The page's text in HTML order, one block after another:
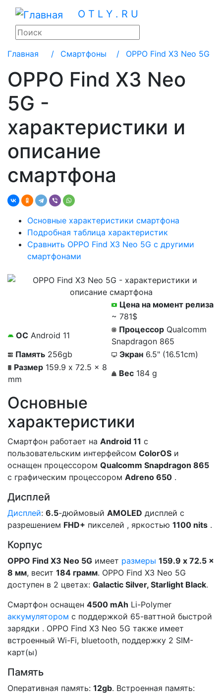
O T L Y . R U
Главная / Смартфоны / OPPO Find X3 Neo 5G
OPPO Find X3 Neo
5G -
характеристики и
описание
смартфона
Основные характеристики смартфона
Подробная таблица характеристик
Сравнить OPPO Find X3 Neo 5G с другими
смартфонами
Цена на момент релиза
~ 781$
ОСAndroid 11
ПроцессорQualcomm
Snapdragon 865
Память256gb Экран6.5" (16.51cm)
Размер 159.9 x 72.5 x 8
mm
Вес184 g
Основные
характеристики
Смартфон работает на Android 11 c
пользовательским интерфейсом ColorOS и
оснащен процессором Qualcomm Snapdragon 865
с графическим процессором Adreno 650 .
Дисплей
Дисплей: 6.5-дюймовый AMOLED дисплей с
разрешением FHD+ пикселей , яркостью 1100 nits .
Корпус
OPPO Find X3 Neo 5G имеет размеры 159.9 x 72.5 x
8 мм, весит 184 грамм. OPPO Find X3 Neo 5G
доступен в 2 цветах: Galactic Silver, Starlight Black.
Смартфон оснащен 4500 mAh Li-Polymer
аккумулятором с поддержкой 65-ваттной быстрой
зарядки . OPPO Find X3 Neo 5G также имеет
встроенный Wi-Fi, bluetooth, поддержку 2 SIM-
карт(ы)
Память
Оперативная память: 12gb. Встроенная память: